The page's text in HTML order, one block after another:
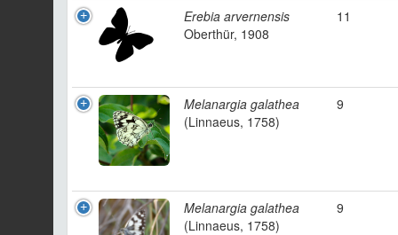
Erebia arvernensis
Oberthür, 1908
11
Melanargia galathea
(Linnaeus, 1758)
9
Melanargia galathea
(Linnaeus, 1758)
9